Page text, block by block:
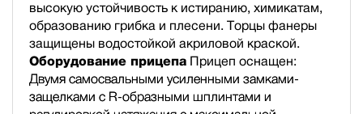
высокую устойчивость к истиранию, химикатам,
образованию грибка и плесени. Торцы фанеры
защищены водостойкой акриловой краской.
Оборудование прицепа Прицеп оснащен:
Двумя самосвальными усиленными замками-
защелками с R-образными шплинтами и